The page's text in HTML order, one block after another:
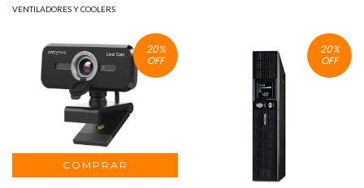
VENTILADORES Y COOLERS
20%
OFF
20%
OFF